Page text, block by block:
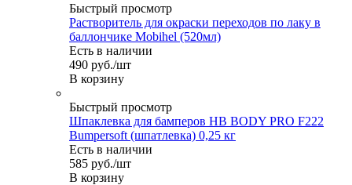
Быстрый просмотр
Растворитель для окраски переходов по лаку в
баллончике Mobihel (520мл)
Есть в наличии
490 руб./шт
В корзину
Быстрый просмотр
Шпаклевка для бамперов HB BODY PRO F222
Bumpersoft (шпатлевка) 0,25 кг
Есть в наличии
585 руб./шт
В корзину